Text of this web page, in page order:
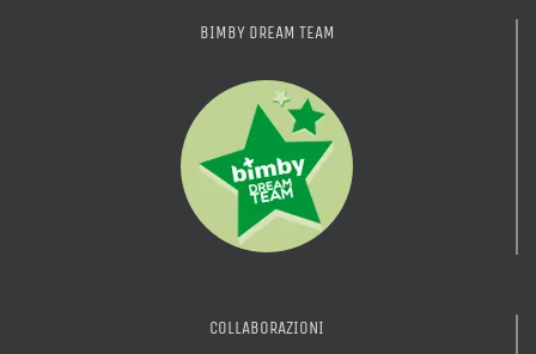
BIMBY DREAM TEAM
COLLABORAZIONI